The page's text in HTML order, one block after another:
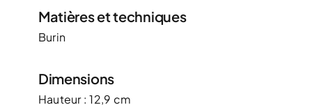
Matières et techniques
Burin
Dimensions
Hauteur : 12,9 cm